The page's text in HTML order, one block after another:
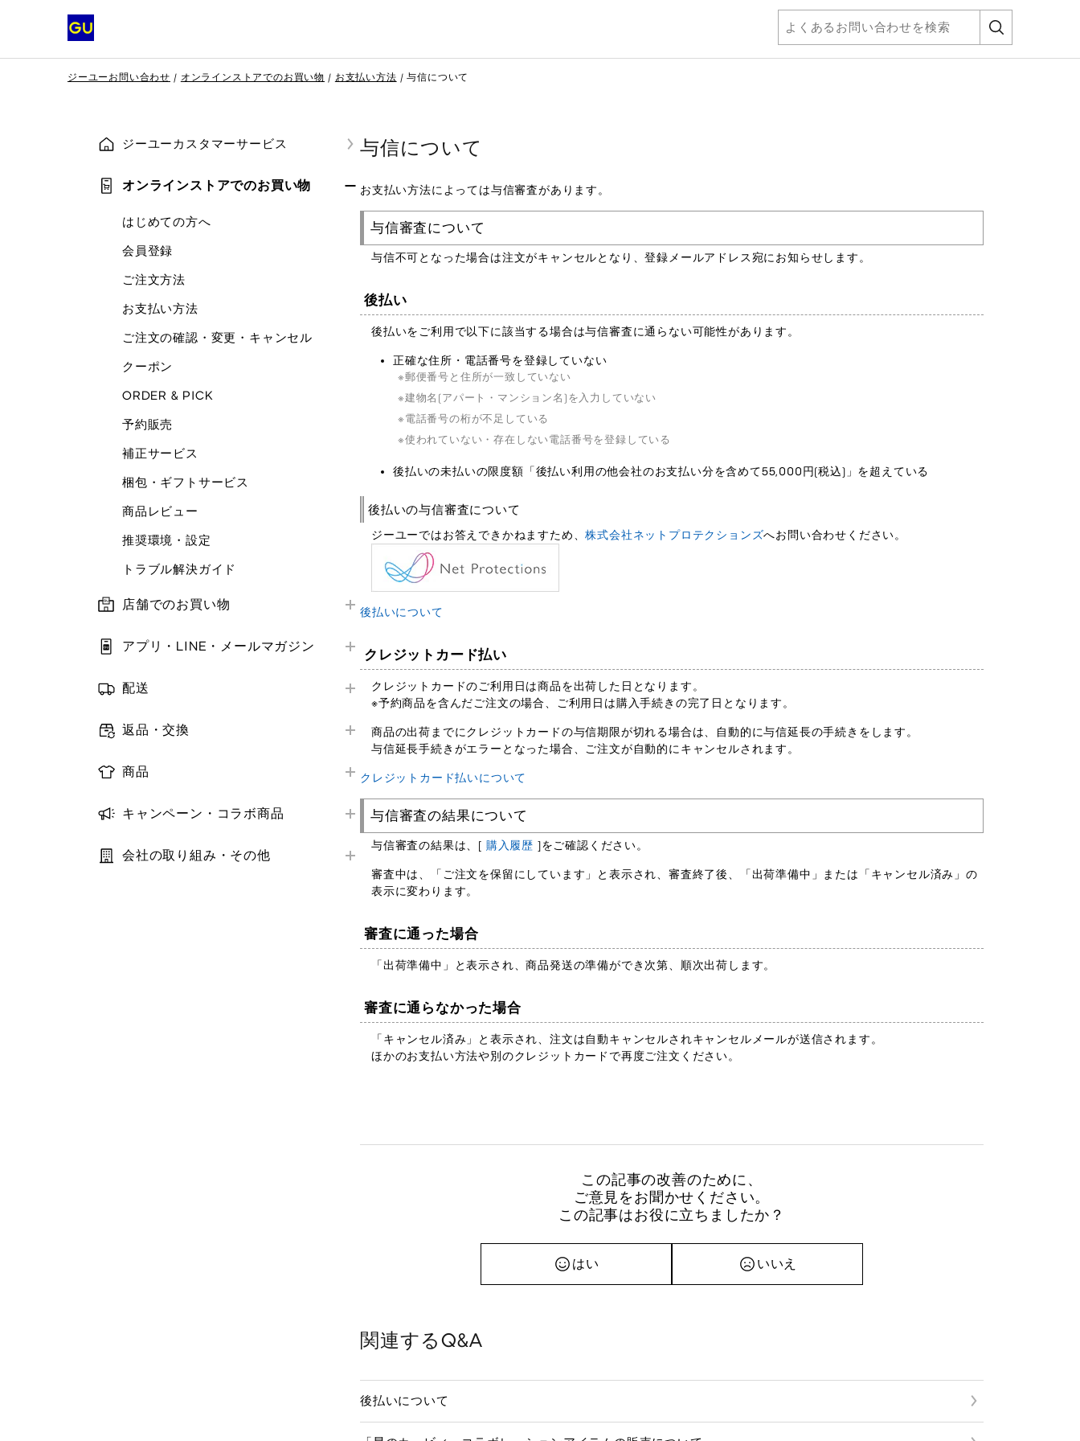
ジーユーお問い合わせ オンラインストアでのお買い物 お支払い方法 与信について
ジーユーカスタマーサービス
オンラインストアでのお買い物
はじめての方へ
会員登録
ご注文方法
お支払い方法
ご注文の確認・変更・キャンセル
クーポン
ORDER & PICK
予約販売
補正サービス
梱包・ギフトサービス
商品レビュー
推奨環境・設定
トラブル解決ガイド
店舗でのお買い物
補正サービス
店舗サービスアンケート
アプリ・LINE・メールマガジン
アプリ・LINE
メールマガジン
クーポン
配送
お届け日数
配送状況の確認
返品・交換
返金の方法・時期
商品
在庫
キャンペーン・コラボ商品
コラボ商品
会社の取り組み・その他
与信について
お支払い方法によっては与信審査があります。
与信審査について
与信不可となった場合は注文がキャンセルとなり、登録メールアドレス宛にお知らせします。
後払い
後払いをご利用で以下に該当する場合は与信審査に通らない可能性があります。
正確な住所・電話番号を登録していない
郵便番号と住所が一致していない
建物名(アパート・マンション名)を入力していない
電話番号の桁が不足している
使われていない・存在しない電話番号を登録している
後払いの未払いの限度額「後払い利用の他会社のお支払い分を含めて55,000円(税込)」を超えている
後払いの与信審査について
ジーユーではお答えできかねますため、株式会社ネットプロテクションズへお問い合わせください。
後払いについて
クレジットカード払い
クレジットカードのご利用日は商品を出荷した日となります。
※予約商品を含んだご注文の場合、ご利用日は購入手続きの完了日となります。
商品の出荷までにクレジットカードの与信期限が切れる場合は、自動的に与信延長の手続きをします。
与信延長手続きがエラーとなった場合、ご注文が自動的にキャンセルされます。
クレジットカード払いについて
与信審査の結果について
与信審査の結果は、[ 購入履歴 ]をご確認ください。
審査中は、「ご注文を保留にしています」と表示され、審査終了後、「出荷準備中」または「キャンセル済み」の
表示に変わります。
審査に通った場合
「出荷準備中」と表示され、商品発送の準備ができ次第、順次出荷します。
審査に通らなかった場合
「キャンセル済み」と表示され、注文は自動キャンセルされキャンセルメールが送信されます。
ほかのお支払い方法や別のクレジットカードで再度ご注文ください。
この記事の改善のために、
ご意見をお聞かせください。
この記事はお役に立ちましたか？
はい いいえ
関連するQ&A
後払いについて